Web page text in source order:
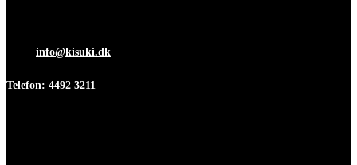
info@kisuki.dk
Telefon: 4492 3211